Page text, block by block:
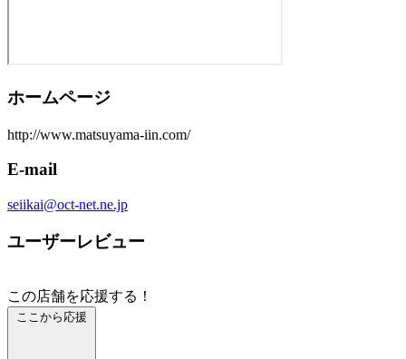
ホームページ
http://www.matsuyama-iin.com/
E-mail
seiikai@oct-net.ne.jp
ユーザーレビュー
この店舗を応援する！
ここから応援